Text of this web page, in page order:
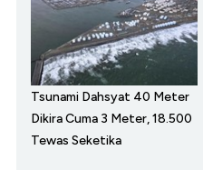
Tsunami Dahsyat 40 Meter
Dikira Cuma 3 Meter, 18.500
Tewas Seketika